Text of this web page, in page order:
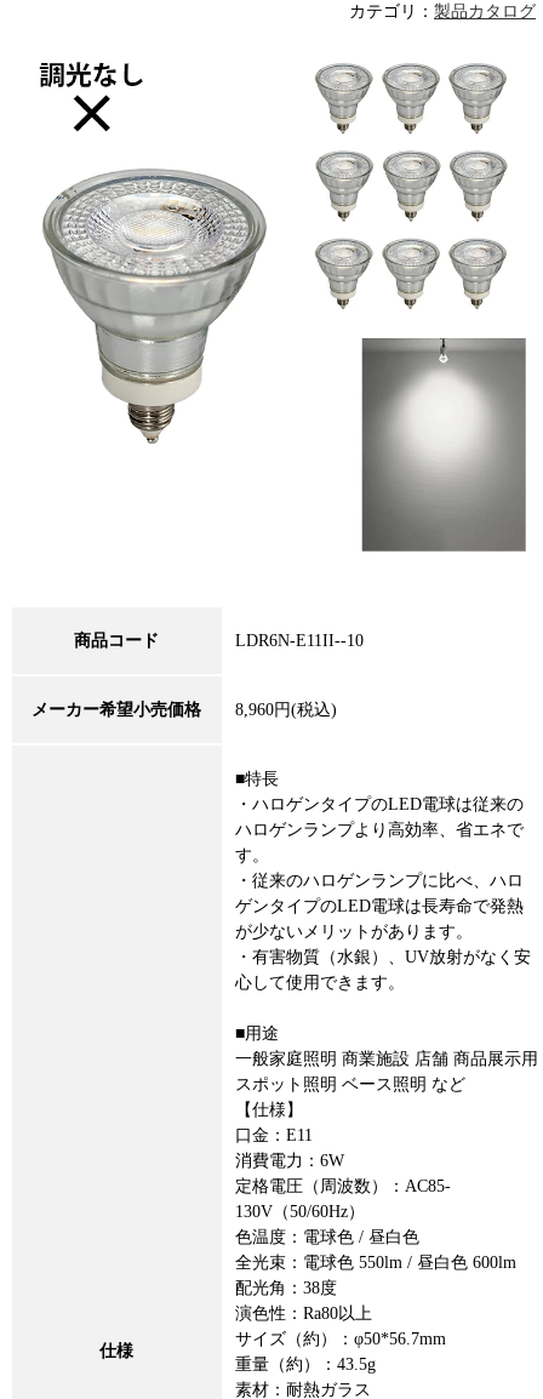
カテゴリ： 製品カタログ
商品コード LDR6N-E11II--10
メーカー希望小売価格 8,960円(税込)
仕様
■特長
・ハロゲンタイプのLED電球は従来の
ハロゲンランプより高効率、省エネで
す。
・従来のハロゲンランプに比べ、ハロ
ゲンタイプのLED電球は長寿命で発熱
が少ないメリットがあります。
・有害物質（水銀）、UV放射がなく安
心して使用できます。
■用途
一般家庭照明 商業施設 店舗 商品展示用
スポット照明 ベース照明 など
【仕様】
口金：E11
消費電力：6W
定格電圧（周波数）：AC85-
130V（50/60Hz）
色温度：電球色 / 昼白色
全光束：電球色 550lm / 昼白色 600lm
配光角：38度
演色性：Ra80以上
サイズ（約）：φ50*56.7mm
重量（約）：43.5g
素材：耐熱ガラス